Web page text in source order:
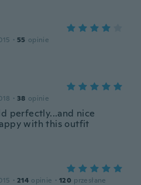
· 55 opinie
· 38 opinie
perfectly...and nice
with this outfit
· 214 opinie · 120 przesłane